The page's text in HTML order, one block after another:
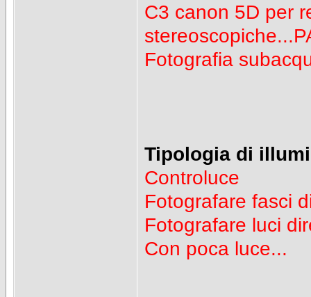
C3 canon 5D per
Fotografia
Tipologia di
Controluce
Fotografare fasci
Fotografare luci
Con poca luce...